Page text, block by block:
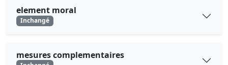
element moral
Inchangé
mesures complementaires